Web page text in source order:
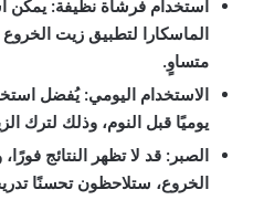
استخدام فرشاة نظيفة: يمكن
الماسكارا لتطبيق زيت
متساوٍ.
الاستخدام اليومي: يُفضل
يوميًا قبل النوم، وذلك لترك
الصبر: قد لا تظهر النتائج
الخروع، ستلاحظون تحسنًا